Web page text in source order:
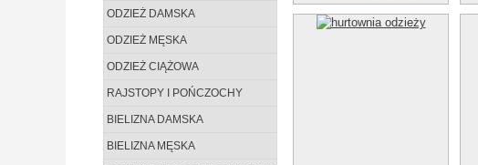
ODZIEŻ DAMSKA
ODZIEŻ MĘSKA
ODZIEŻ CIĄŻOWA
RAJSTOPY I POŃCZOCHY
BIELIZNA DAMSKA
BIELIZNA MĘSKA